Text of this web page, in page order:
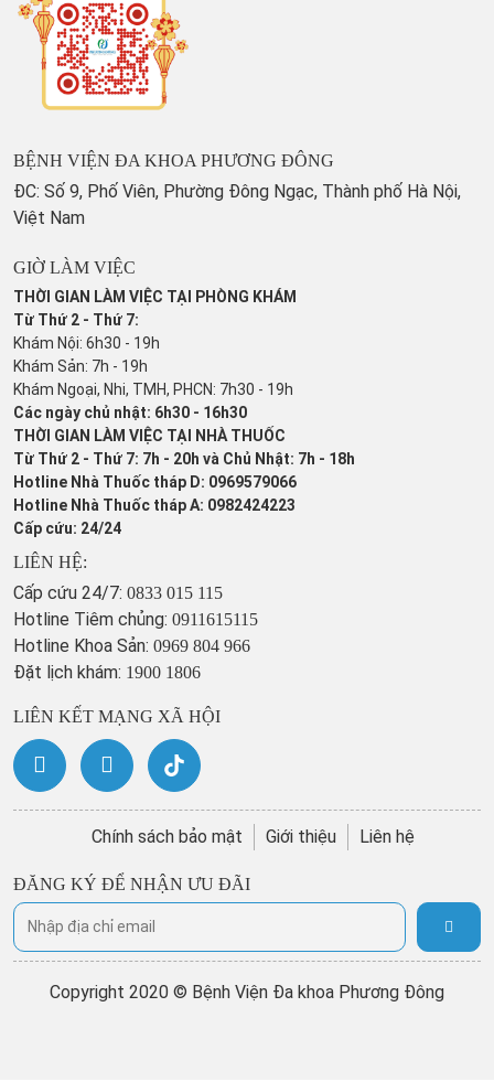
BỆNH VIỆN ĐA KHOA PHƯƠNG ĐÔNG
ĐC: Số 9, Phố Viên, Phường Đông Ngạc, Thành phố Hà Nội,
Việt Nam
GIỜ LÀM VIỆC
THỜI GIAN LÀM VIỆC TẠI PHÒNG KHÁM
Từ Thứ 2 - Thứ 7:
Khám Nội: 6h30 - 19h
Khám Sản: 7h - 19h
Khám Ngoại, Nhi, TMH, PHCN: 7h30 - 19h
Các ngày chủ nhật: 6h30 - 16h30
THỜI GIAN LÀM VIỆC TẠI NHÀ THUỐC
Từ Thứ 2 - Thứ 7: 7h - 20h và Chủ Nhật: 7h - 18h
Hotline Nhà Thuốc tháp D: 0969579066
Hotline Nhà Thuốc tháp A: 0982424223
Cấp cứu: 24/24
LIÊN HỆ:
Cấp cứu 24/7: 0833 015 115
Hotline Tiêm chủng: 0911615115
Hotline Khoa Sản: 0969 804 966
Đặt lịch khám: 1900 1806
LIÊN KẾT MẠNG XÃ HỘI
Chính sách bảo mật Giới thiệu Liên hệ
ĐĂNG KÝ ĐỂ NHẬN ƯU ĐÃI
Copyright 2020 © Bệnh Viện Đa khoa Phương Đông